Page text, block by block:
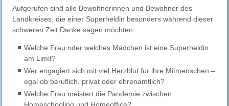
Aufgerufen sind alle Bewohnerinnen und Bewohner des
Landkreises, die einer Superheldin besonders während dieser
schweren Zeit Danke sagen möchten:
Welche Frau oder welches Mädchen ist eine Superheldin
am Limit?
Wer engagiert sich mit viel Herzblut für ihre Mitmenschen –
egal ob beruflich, privat oder ehrenamtlich?
Welche Frau meistert die Pandemie zwischen